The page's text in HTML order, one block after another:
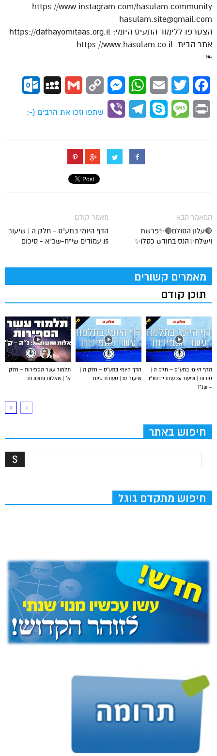
https://www.instagram.com/hasulam.community
hasulam.site@gmail.com
הצטרפו ללימוד התע״ס היומי: https://dafhayomitaas.org.il
אתר הבית: https://www.hasulam.co.il
❧
Facebook
Twitter
Email
WhatsApp
Messenger
Copy
Gmail
MySpace
Print
Message
Skype
Telegram
Viber
שתפו וזכו את הרבים (-:
מאמר קודם
הדף היומי בתע"ס - חלק ה | שיעור
15 עמודים שי"ח-שכ"א - סיכום
המאמר הבא
🔴עלון הסולם🔴✨פרשת
וישלח✨הנס בחודש כסלו✨
מאמרים קשורים
תוכן קודם
תלמוד עשר הספירות – חלק
א’ | שאלות ותשובות
הדף היומי בתע”ס – חלק ה |
שיעור 37 | סעודת סיום
הדף היומי בתע”ס – חלק ה |
סיכום | שיעור 36 עמודים שנ”ו
– שנ”ז
חיפוש באתר
חיפוש מתקדם גוגל